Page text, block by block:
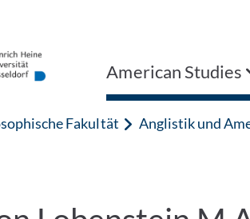
American Studies
Fakultät Anglistik und